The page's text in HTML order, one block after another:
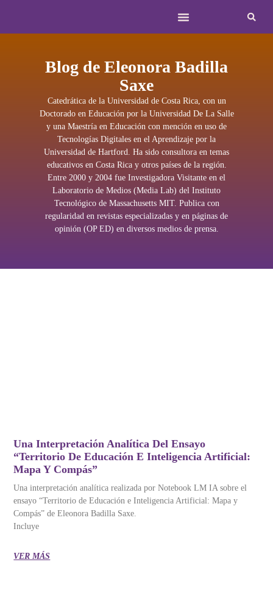
Blog de Eleonora Badilla
Saxe
Catedrática de la Universidad de Costa Rica, con un
Doctorado en Educación por la Universidad De La Salle
y una Maestría en Educación con mención en uso de
Tecnologías Digitales en el Aprendizaje por la
Universidad de Hartford. Ha sido consultora en temas
educativos en Costa Rica y otros países de la región.
Entre 2000 y 2004 fue Investigadora Visitante en el
Laboratorio de Medios (Media Lab) del Instituto
Tecnológico de Massachusetts MIT. Publica con
regularidad en revistas especializadas y en páginas de
opinión (OP ED) en diversos medios de prensa.
Una Interpretación Analítica Del Ensayo
“Territorio De Educación E Inteligencia Artificial:
Mapa Y Compás”
Una interpretación analítica realizada por Notebook LM IA sobre el
ensayo “Territorio de Educación e Inteligencia Artificial: Mapa y
Compás” de Eleonora Badilla Saxe.
Incluye
VER MÁS